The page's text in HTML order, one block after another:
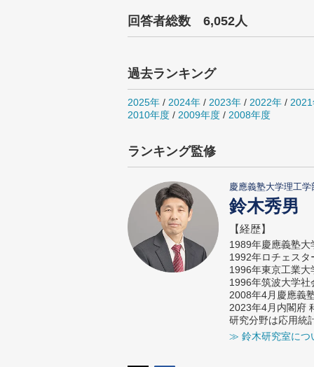
回答者総数 6,052人
過去ランキング
2025年 / 2024年 / 2023年 / 2022年 /
2010年度 / 2009年度 / 2008年度
ランキング監修
慶應義塾大学理工
鈴木秀男
【経歴】
1989年慶應義塾
1992年ロチェス
1996年東京工業
1996年筑波大学
2008年4月慶應義
2023年4月内閣府
研究分野は応用統
≫ 鈴木研究室につ